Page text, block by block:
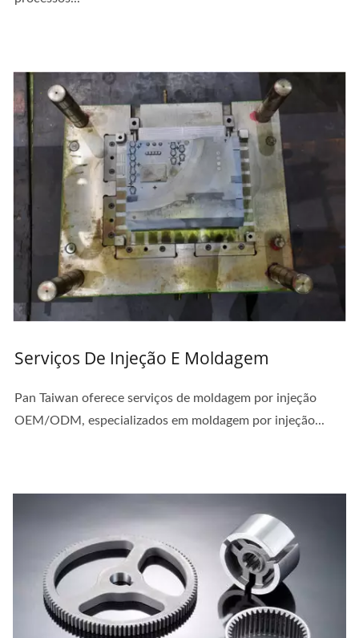
Serviços De Injeção E Moldagem
Pan Taiwan oferece serviços de moldagem por injeção
OEM/ODM, especializados em moldagem por injeção...